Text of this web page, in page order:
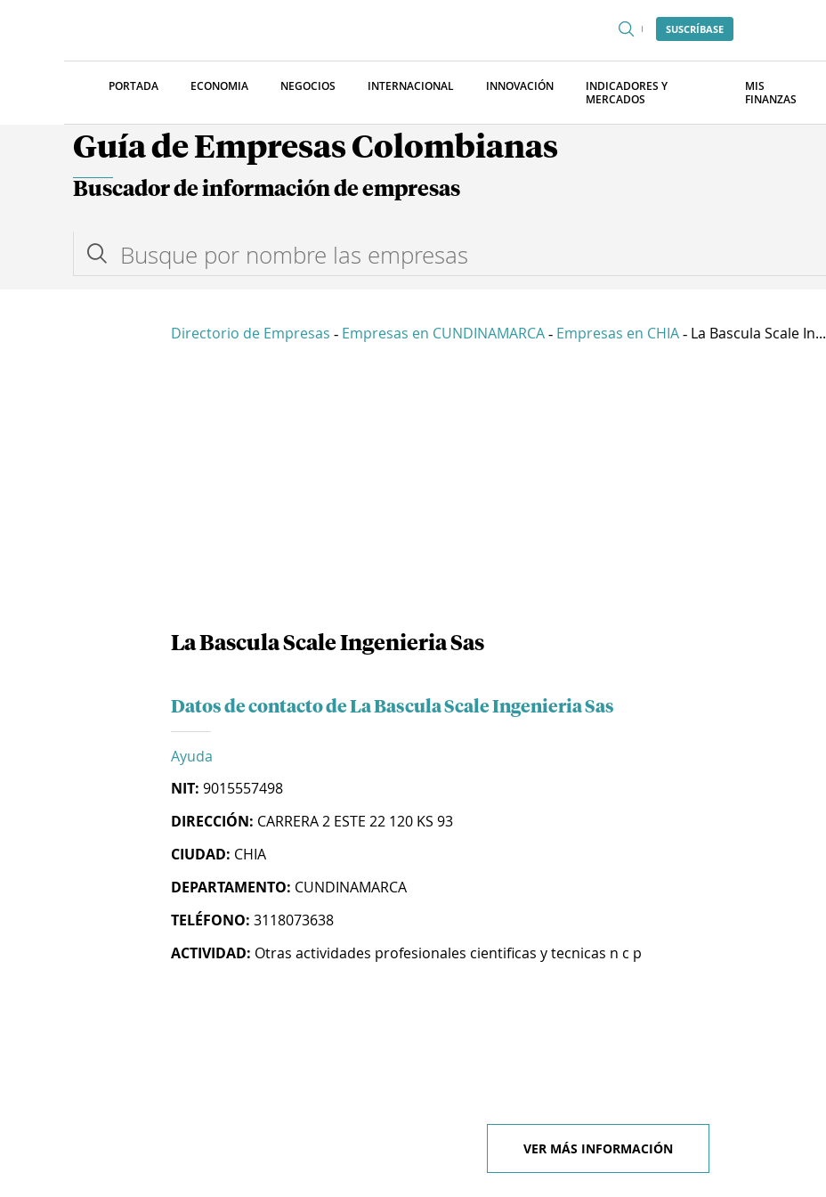
SUSCRÍBASE
PORTADA ECONOMIA NEGOCIOS INTERNACIONAL INNOVACIÓN
INDICADORES Y
MERCADOS
MIS
FINANZAS
Guía de Empresas Colombianas
Buscador de información de empresas
Directorio de Empresas - Empresas en CUNDINAMARCA - Empresas en CHIA - La Bascula Scale In...
La Bascula Scale Ingenieria Sas
Datos de contacto de La Bascula Scale Ingenieria Sas
Ayuda
NIT: 9015557498
DIRECCIÓN: CARRERA 2 ESTE 22 120 KS 93
CIUDAD: CHIA
DEPARTAMENTO: CUNDINAMARCA
TELÉFONO: 3118073638
ACTIVIDAD: Otras actividades profesionales cientificas y tecnicas n c p
VER MÁS INFORMACIÓN